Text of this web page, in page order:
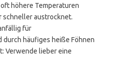
höhere Temperaturen
schneller austrocknet.
für
häufiges heiße Föhnen
Verwende lieber eine